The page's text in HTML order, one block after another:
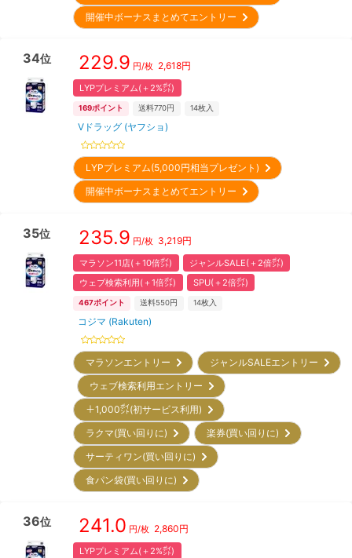
開催中ボーナスまとめてエントリー
34位 229.9 円/枚 2,618円
LYPプレミアム(＋2%㌽)
169ポイント 送料770円 14枚入
Vドラッグ (ヤフショ)
LYPプレミアム(5,000円相当プレゼント)
開催中ボーナスまとめてエントリー
35位 235.9 円/枚 3,219円
マラソン11店(＋10倍㌽)
ジャンルSALE(＋2倍㌽)
ウェブ検索利用(＋1倍㌽)
SPU(＋2倍㌽)
467ポイント 送料550円 14枚入
コジマ (Rakuten)
マラソンエントリー
ジャンルSALEエントリー
ウェブ検索利用エントリー
＋1,000㌽(初サービス利用)
ラクマ(買い回りに)
楽券(買い回りに)
サーティワン(買い回りに)
食パン袋(買い回りに)
36位 241.0 円/枚 2,860円
LYPプレミアム(＋2%㌽)